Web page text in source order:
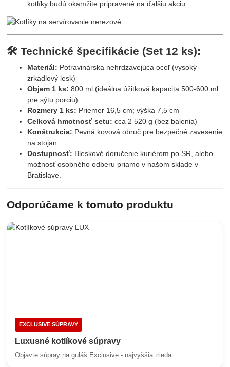
kotlíky budú okamžite pripravené na ďalšiu akciu.
🛠️ Technické špecifikácie (Set 12 ks):
Materiál: Potravinárska nehrdzavejúca oceľ (vysoký
zrkadlový lesk)
Objem 1 ks: 800 ml (ideálna úžitková kapacita 500-600 ml
pre sýtu porciu)
Rozmery 1 ks: Priemer 16,5 cm; výška 7,5 cm
Celková hmotnosť setu: cca 2 520 g (bez balenia)
Konštrukcia: Pevná kovová obruč pre bezpečné zavesenie
na stojan
Dostupnosť: Bleskové doručenie kuriérom po SR, alebo
možnosť osobného odberu priamo v našom sklade v
Bratislave.
Odporúčame k tomuto produktu
EXCLUSIVE SÚPRAVY
Luxusné kotlíkové súpravy
Objavte súpray na guláš Exclusive - najvyššia trieda.